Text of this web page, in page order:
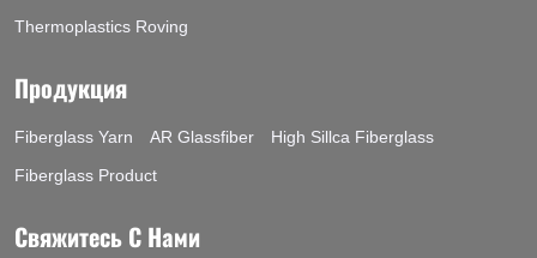
Thermoplastics Roving
Продукция
Fiberglass Yarn AR Glassfiber
High Sillca Fiberglass
Fiberglass Product
Свяжитесь С Нами